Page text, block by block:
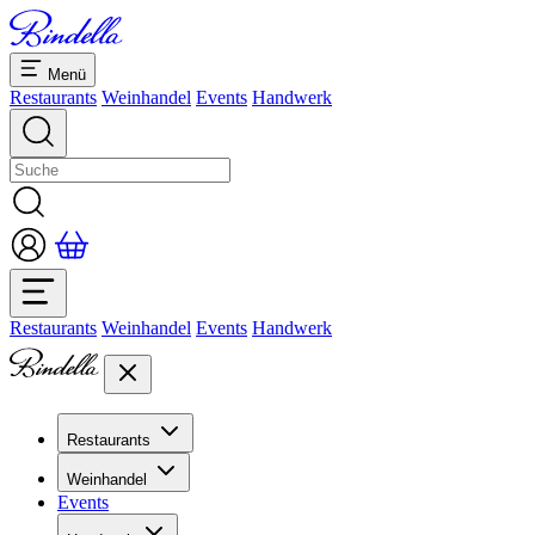
Menü
Restaurants Weinhandel Events Handwerk
Restaurants Weinhandel Events Handwerk
Restaurants
Übersicht Restaurants
Bankette & Events
Dolcezze
Weinhandel
Übersicht
Events